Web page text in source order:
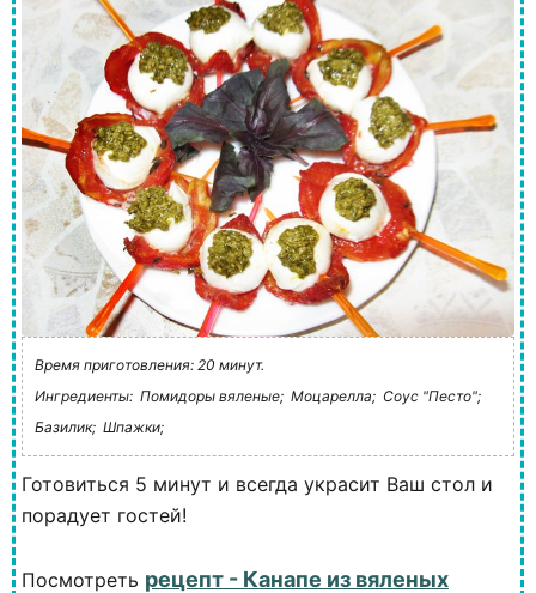
Время приготовления: 20 минут.
Ингредиенты: Помидоры вяленые; Моцарелла; Соус "Песто";
Базилик; Шпажки;
Готовиться 5 минут и всегда украсит Ваш стол и
порадует гостей!
Посмотреть рецепт - Канапе из вяленых